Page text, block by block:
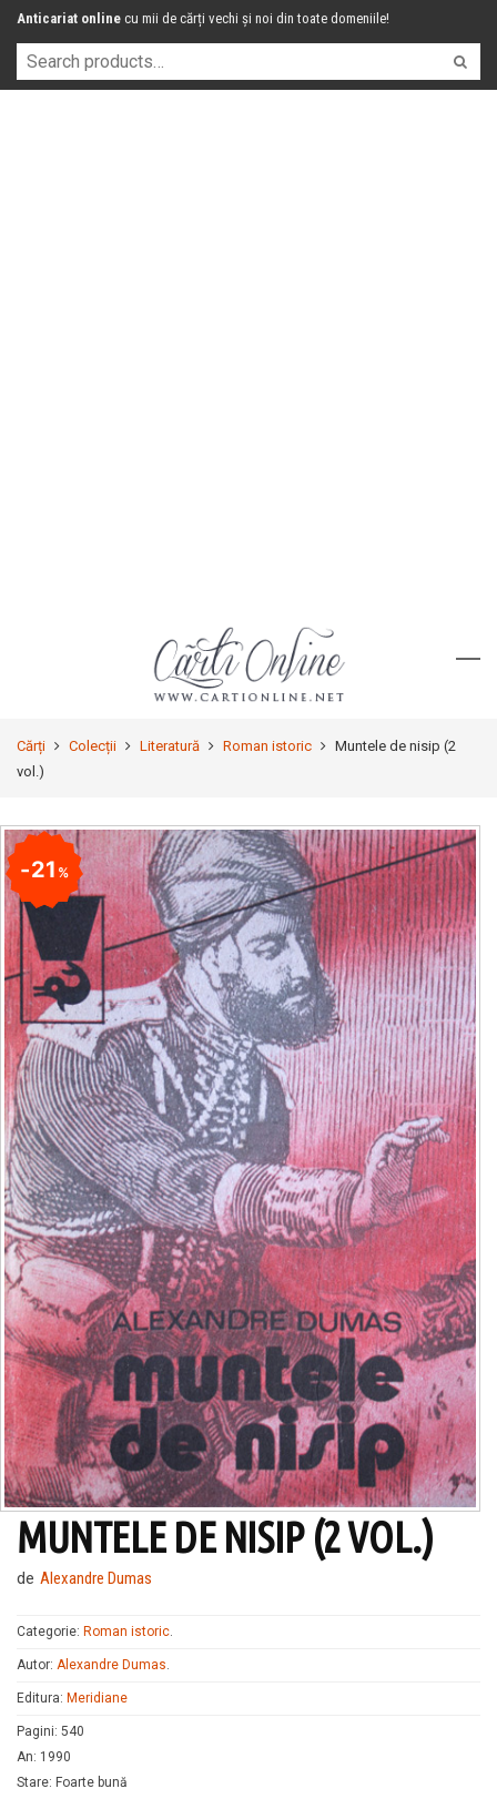
Anticariat online cu mii de cărți vechi și noi din toate domeniile!
Cărți Colecții Literatură Roman istoric
Muntele de nisip (2
vol.)
21%
MUNTELE DE NISIP (2 VOL.)
de Alexandre Dumas
Categorie: Roman istoric.
Autor: Alexandre Dumas.
Editura: Meridiane
Pagini: 540
An: 1990
Stare: Foarte bună